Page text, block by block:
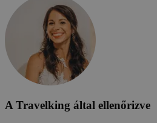
A Travelking által ellenőrizve